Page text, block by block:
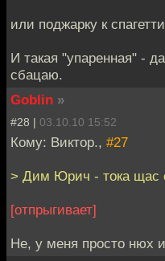
или поджарку к
И такая "упаренная" -
сбацаю.
Goblin »
#28 | 03.10.10 15:52
Кому: Виктор., #27
> Дим Юрич - тока щас
[отпрыгивает]
Не, у меня просто нюх